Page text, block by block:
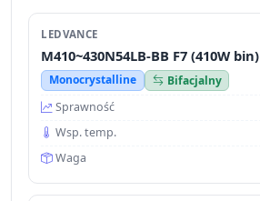
LEDVANCE
M410~430N54LB-BB F7 (410W bin)
Monocrystalline
Bifacjalny
Sprawność
Wsp. temp.
Waga